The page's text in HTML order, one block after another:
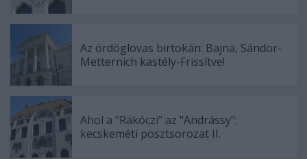
Az ördöglovas birtokán: Bajna, Sándor-
Metternich kastély-Frissítve!
Ahol a "Rákóczi" az "Andrássy":
kecskeméti posztsorozat II.